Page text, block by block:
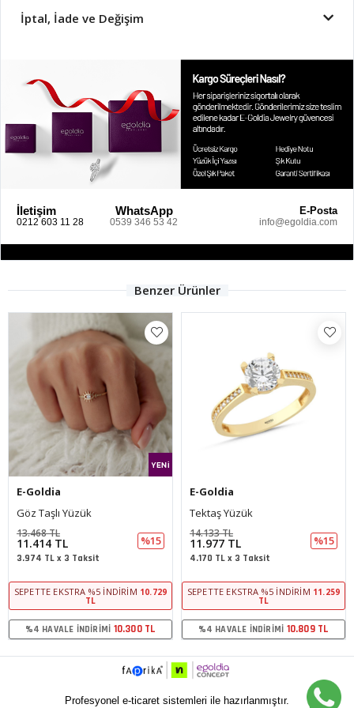
İptal, İade ve Değişim
İletişim
0212 603 11 28
WhatsApp
0539 346 53 42
E-Posta
info@egoldia.com
Benzer Ürünler
E-Goldia
Göz Taşlı Yüzük
11.414 TL
13.468 TL
%15
3.974 TL x 3 Taksit
SEPETTE EKSTRA %5 İNDIRIM 10.729
TL
%4 HAVALE İNDIRIMI 10.300 TL
E-Goldia
Tektaş Yüzük
11.977 TL
14.133 TL
%15
4.170 TL x 3 Taksit
SEPETTE EKSTRA %5 İNDIRIM 11.259
TL
%4 HAVALE İNDIRIMI 10.809 TL
Profesyonel e-ticaret sistemleri ile hazırlanmıştır.